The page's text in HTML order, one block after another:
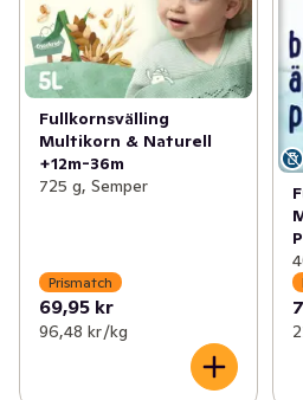
✓ Nappar & Nappflaskor (9)
✓ Leksaker baby & barn (1)
Fullkornsvälling
Multikorn & Naturell
+12m-36m
725 g, Semper
Prismatch
69,95 kr
96,48 kr /kg